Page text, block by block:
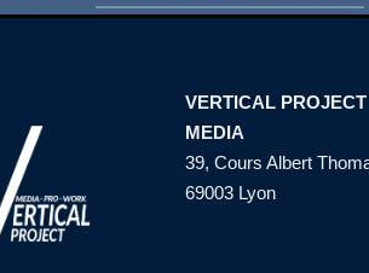
VERTICAL PROJECT
MEDIA
39, Cours Albert
69003 Lyon